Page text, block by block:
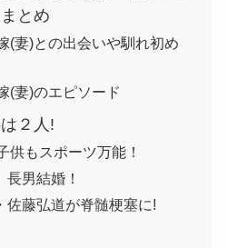
とめ
(妻)との出会いや馴れ初め
(妻)のエピソード
２人!
供もスポーツ万能！
男結婚！
佐藤弘道が脊髄梗塞に!